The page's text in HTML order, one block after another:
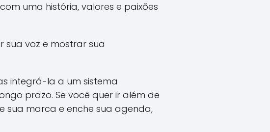
uma história, valores e paixões
sua voz e mostrar sua
integrá-la a um sistema
prazo. Se você quer ir além de
sua marca e enche sua agenda,